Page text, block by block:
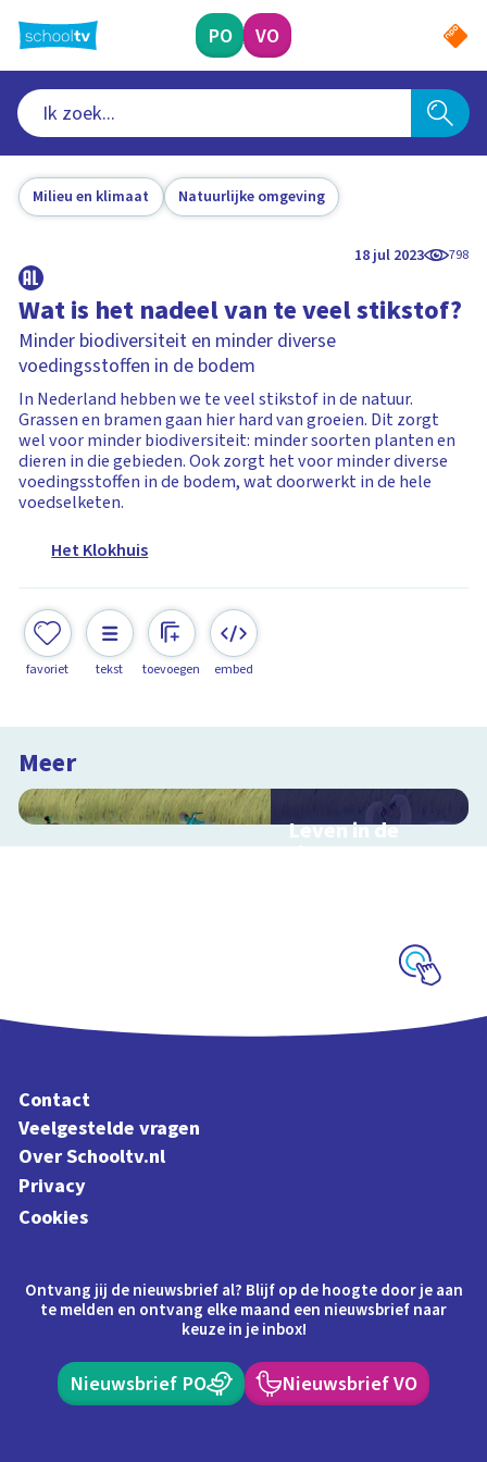
naar
hoofdinhoud
PO VO
Milieu en klimaat Natuurlijke omgeving
18 jul 2023 798
Wat is het nadeel van te veel stikstof?
Minder biodiversiteit en minder diverse
voedingsstoffen in de bodem
In Nederland hebben we te veel stikstof in de natuur.
Grassen en bramen gaan hier hard van groeien. Dit zorgt
wel voor minder biodiversiteit: minder soorten planten en
dieren in die gebieden. Ook zorgt het voor minder diverse
voedingsstoffen in de bodem, wat doorwerkt in de hele
voedselketen.
Het Klokhuis
favoriet tekst toevoegen embed
Meer
Leven in de
sloot
Contact
Veelgestelde vragen
Over Schooltv.nl
Privacy
Cookies
Ontvang jij de nieuwsbrief al? Blijf op de hoogte door je aan
te melden en ontvang elke maand een nieuwsbrief naar
keuze in je inbox!
Nieuwsbrief PO Nieuwsbrief VO